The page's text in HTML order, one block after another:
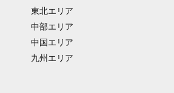
東北エリア
中部エリア
中国エリア
九州エリア